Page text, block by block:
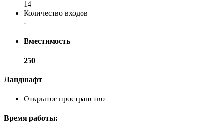
14
Количество входов
-
Вместимость
250
Ландшафт
Открытое пространство
Время работы: